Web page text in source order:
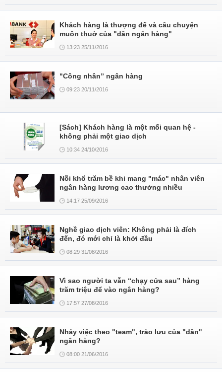
Khách hàng là thượng đế và câu chuyện
muôn thuở của "dân ngân hàng"
13:23 25/11/2016
"Công nhân” ngân hàng
09:23 20/11/2016
[Sách] Khách hàng là một mối quan hệ -
không phải một giao dịch
10:34 24/10/2016
Nỗi khổ trăm bề khi mang "mác" nhân viên
ngân hàng lương cao thưởng nhiều
14:17 25/09/2016
Nghề giao dịch viên: Không phải là đích
đến, đó mới chỉ là khởi đầu
08:29 31/08/2016
Vì sao người ta vẫn “chạy cửa sau” hàng
trăm triệu để vào ngân hàng?
17:57 27/08/2016
Nhảy việc theo "team", trào lưu của "dân"
ngân hàng?
08:00 21/06/2016